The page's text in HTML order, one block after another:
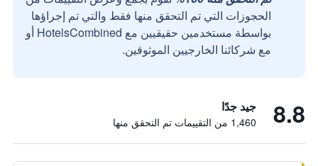
الحجوزات التي تم التحقق منها فقط والتي تم إجراؤها
بواسطة مستخدمين حقيقيين مع HotelsCombined أو
مع شركائنا الخارجيين الموثوقين.
8.8 جيد جدًا
1,460 من التقييمات تم التحقق منها